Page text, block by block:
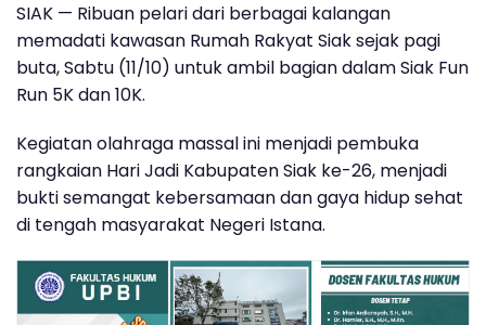
SIAK — Ribuan pelari dari berbagai kalangan
memadati kawasan Rumah Rakyat Siaksejak pagi
buta, Sabtu (11/10) untuk ambil bagian dalamSiak Fun
Run 5K dan 10K.
Kegiatan olahraga massal ini menjadi pembuka
rangkaian Hari Jadi Kabupaten Siak ke-26, menjadi
bukti semangat kebersamaan dan gaya hidup sehat
di tengah masyarakat Negeri Istana.